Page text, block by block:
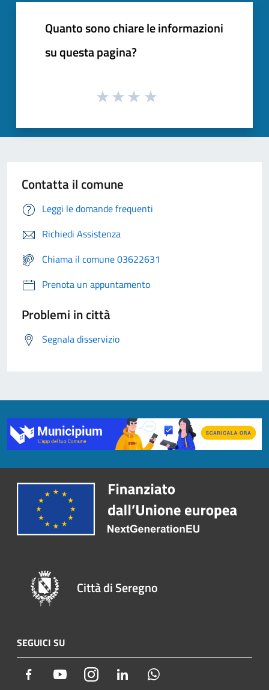
Quanto sono chiare le informazioni
su questa pagina?
Contatta il comune
Leggi le domande frequenti
Richiedi Assistenza
Chiama il comune 03622631
Prenota un appuntamento
Problemi in città
Segnala disservizio
Città di Seregno
SEGUICI SU
Facebook YoutubeInstagram LinkedIn